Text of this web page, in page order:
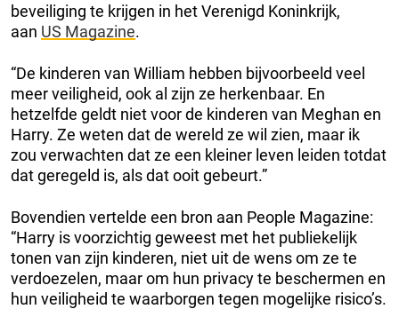
beveiliging te krijgen in het Verenigd Koninkrijk,
aan US Magazine.
“De kinderen van William hebben bijvoorbeeld veel
meer veiligheid, ook al zijn ze herkenbaar. En
hetzelfde geldt niet voor de kinderen van Meghan en
Harry. Ze weten dat de wereld ze wil zien, maar ik
zou verwachten dat ze een kleiner leven leiden totdat
dat geregeld is, als dat ooit gebeurt.”
Bovendien vertelde een bron aan People Magazine:
“Harry is voorzichtig geweest met het publiekelijk
tonen van zijn kinderen, niet uit de wens om ze te
verdoezelen, maar om hun privacy te beschermen en
hun veiligheid te waarborgen tegen mogelijke risico’s.